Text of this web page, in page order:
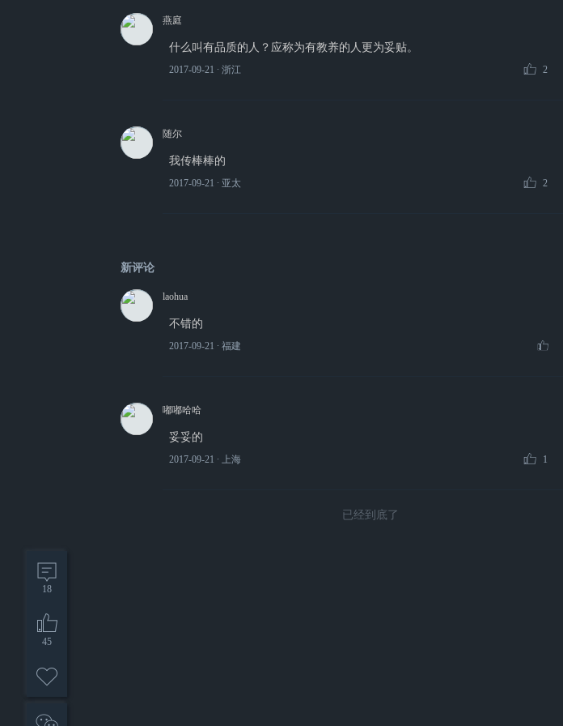
18
45
燕庭
什么叫有品质的人？应称为有教养的人更为妥贴。
2017-09-21 ∙ 浙江 2
随尔
我传棒棒的
2017-09-21 ∙ 亚太 2
新评论
laohua
不错的
2017-09-21 ∙ 福建
嘟嘟哈哈
妥妥的
2017-09-21 ∙ 上海 1
已经到底了